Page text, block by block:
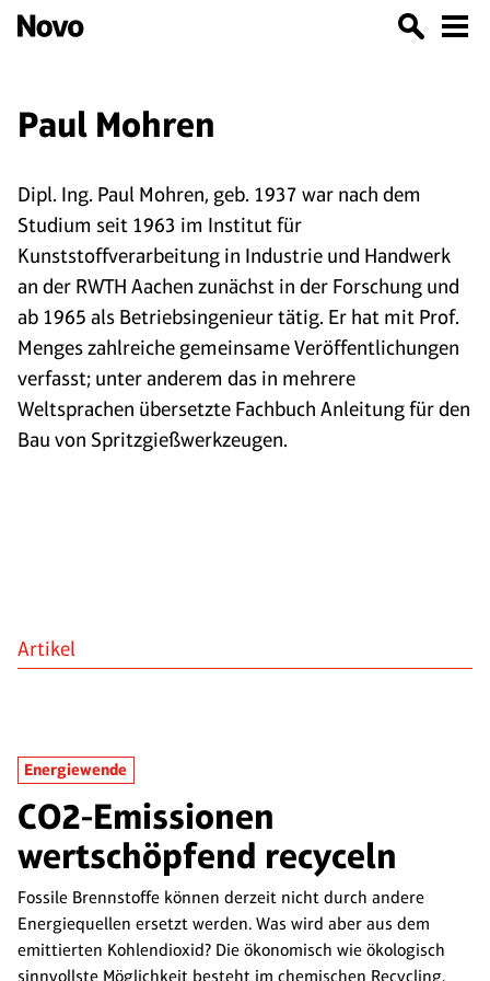
Paul Mohren
Dipl. Ing. Paul Mohren, geb. 1937 war nach dem
Studium seit 1963 im Institut für
Kunststoffverarbeitung in Industrie und Handwerk
an der RWTH Aachen zunächst in der Forschung und
ab 1965 als Betriebsingenieur tätig. Er hat mit Prof.
Menges zahlreiche gemeinsame Veröffentlichungen
verfasst; unter anderem das in mehrere
Weltsprachen übersetzte Fachbuch Anleitung für den
Bau von Spritzgießwerkzeugen.
Artikel
Energiewende
CO2-Emissionen
wertschöpfend recyceln
Fossile Brennstoffe können derzeit nicht durch andere
Energiequellen ersetzt werden. Was wird aber aus dem
emittierten Kohlendioxid? Die ökonomisch wie ökologisch
sinnvollste Möglichkeit besteht im chemischen Recycling.